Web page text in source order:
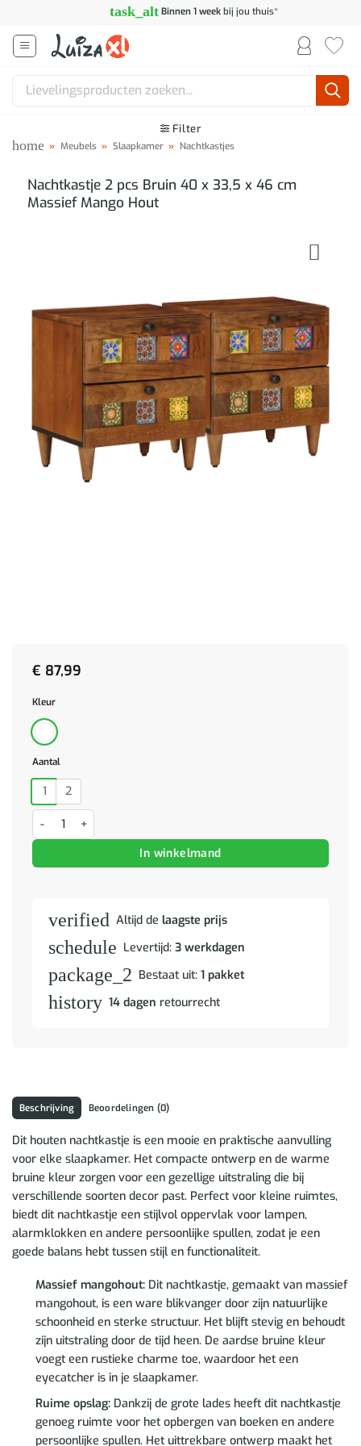
inhoud
task_alt Binnen 1 weekbij jou thuis*
Zoeken
Filter
home » Meubels » Slaapkamer » Nachtkastjes
Nachtkastje 2 pcs Bruin 40 x 33,5 x 46 cm
Massief Mango Hout
€ 87,99
Kleur
Aantal
1 2
Nachtkastje 2 pcs Bruin 40 x 33,5 x 46 cm Massief Mango Hout
In winkelmand
verified Altijd de laagste prijs
schedule Levertijd: 3 werkdagen
package_2 Bestaat uit: 1 pakket
history 14 dagen retourrecht
Beschrijving Beoordelingen (0)
Dit houten nachtkastje is een mooie en praktische aanvulling
voor elke slaapkamer. Het compacte ontwerp en de warme
bruine kleur zorgen voor een gezellige uitstraling die bij
verschillende soorten decor past. Perfect voor kleine ruimtes,
biedt dit nachtkastje een stijlvol oppervlak voor lampen,
alarmklokken en andere persoonlijke spullen, zodat je een
goede balans hebt tussen stijl en functionaliteit.
Massief mangohout:Dit nachtkastje, gemaakt van massief
mangohout, is een ware blikvanger door zijn natuurlijke
schoonheid en sterke structuur. Het blijft stevig en behoudt
zijn uitstraling door de tijd heen. De aardse bruine kleur
voegt een rustieke charme toe, waardoor het een
eyecatcher is in je slaapkamer.
Ruime opslag:Dankzij de grote lades heeft dit nachtkastje
genoeg ruimte voor het opbergen van boeken en andere
persoonlijke spullen. Het uittrekbare ontwerp maakt het